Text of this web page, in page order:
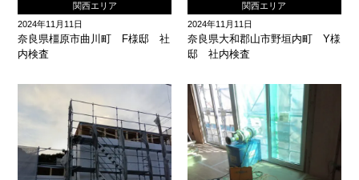
関西エリア
2024年11月11日
奈良県橿原市曲川町 F様邸 社
内検査
関西エリア
2024年11月11日
奈良県大和郡山市野垣内町 Y様
邸 社内検査